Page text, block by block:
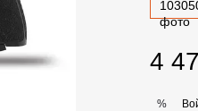
4
%